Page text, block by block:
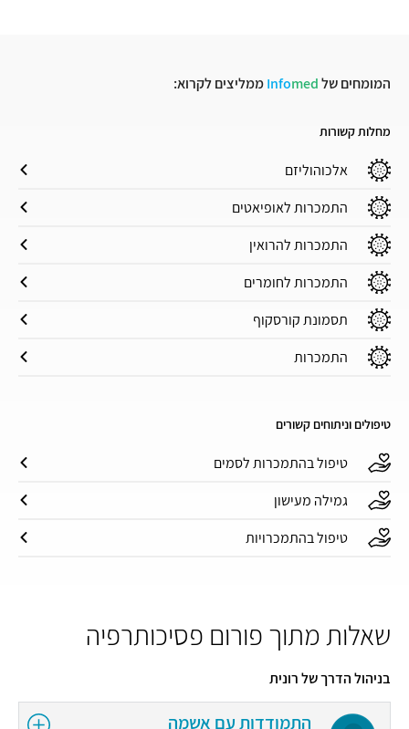
המומחים של Infomed ממליצים לקרוא:
מחלות קשורות
אלכוהוליזם
התמכרות לאופיאטים
התמכרות להרואין
התמכרות לחומרים
תסמונת קורסקוף
התמכרות
טיפולים וניתוחים קשורים
טיפול בהתמכרות לסמים
גמילה מעישון
טיפול בהתמכרויות
שאלות מתוך פורום פסיכותרפיה
בניהול הדרך של רונית
התמודדות עם אשמה